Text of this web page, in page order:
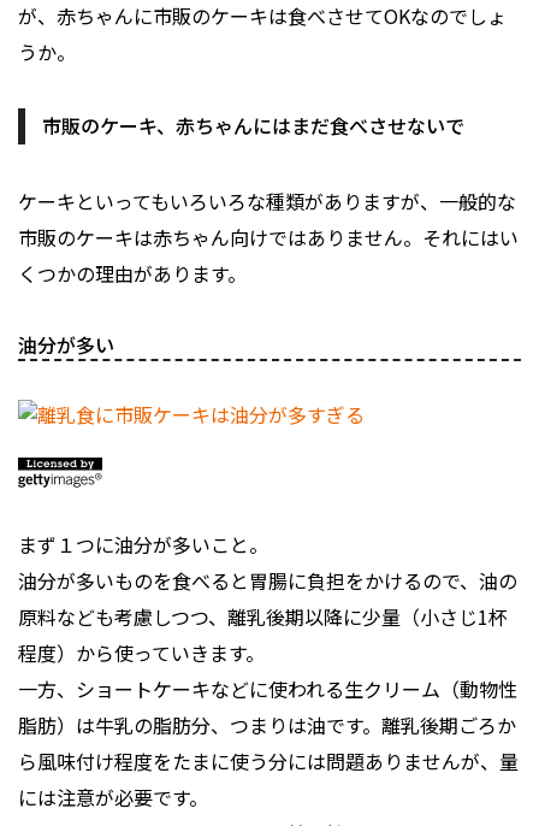
が、赤ちゃんに市販のケーキは食べさせてOKなのでしょ
うか。
市販のケーキ、赤ちゃんにはまだ食べさせないで
ケーキといってもいろいろな種類がありますが、一般的な
市販のケーキは赤ちゃん向けではありません。それにはい
くつかの理由があります。
油分が多い
まず１つに油分が多いこと。
油分が多いものを食べると胃腸に負担をかけるので、油の
原料なども考慮しつつ、離乳後期以降に少量（小さじ1杯
程度）から使っていきます。
一方、ショートケーキなどに使われる生クリーム（動物性
脂肪）は牛乳の脂肪分、つまりは油です。離乳後期ごろか
ら風味付け程度をたまに使う分には問題ありませんが、量
には注意が必要です。